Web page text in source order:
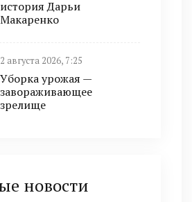
история Дарьи
Макаренко
2 августа 2026, 7:25
Уборка урожая —
завораживающее
зрелище
новости